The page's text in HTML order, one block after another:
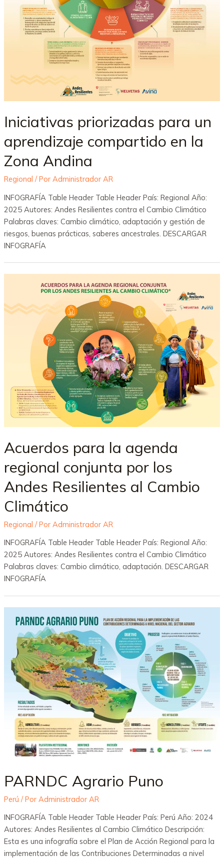
Iniciativas priorizadas para un
aprendizaje compartido en la
Zona Andina
Regional / Por Administrador AR
INFOGRAFÍA Table Header Table Header País: Regional Año:
2025 Autores: Andes Resilientes contra el Cambio Climático
Palabras claves: Cambio climático, adaptación y gestión de
riesgos, buenas prácticas, saberes ancestrales. DESCARGAR
INFOGRAFÍA
Acuerdos para la agenda
regional conjunta por los
Andes Resilientes al Cambio
Climático
Regional / Por Administrador AR
INFOGRAFÍA Table Header Table Header País: Regional Año:
2025 Autores: Andes Resilientes contra el Cambio Climático
Palabras claves: Cambio climático, adaptación. DESCARGAR
INFOGRAFÍA
PARNDC Agrario Puno
Perú / Por Administrador AR
INFOGRAFÍA Table Header Table Header País: Perú Año: 2024
Autores: Andes Resilientes al Cambio Climático Descripción:
Esta es una infografía sobre el Plan de Acción Regional para la
implementación de las Contribuciones Determinadas a nivel